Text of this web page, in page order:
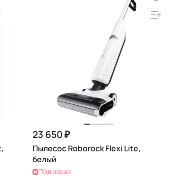
23 650 ₽
Пылесос Roborock Flexi Lite,
белый
Под заказ